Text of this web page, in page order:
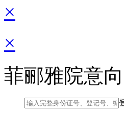
×
×
菲郦雅院意